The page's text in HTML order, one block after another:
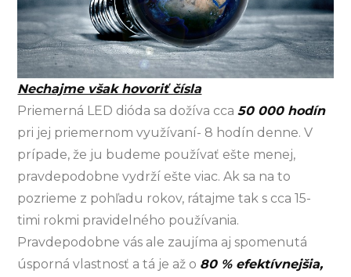
Nechajme však hovoriť čísla
Priemerná LED dióda sa dožíva cca50 000 hodín
pri jej priemernom využívaní- 8 hodín denne. V
prípade, že ju budeme používať ešte menej,
pravdepodobne vydrží ešte viac. Ak sa na to
pozrieme z pohľadu rokov, rátajme tak s cca 15-
timi rokmi pravidelného používania.
Pravdepodobne vás ale zaujíma aj spomenutá
úsporná vlastnosť a tá je až o 80 % efektívnejšia,